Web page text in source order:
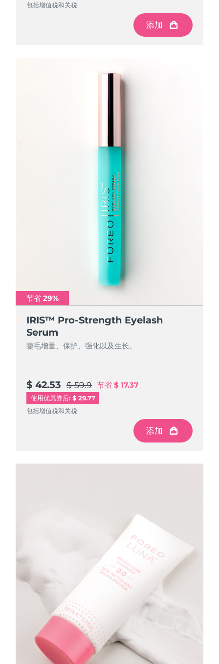
包括增值税和关税
添加
节省 29%
IRIS™ Pro-Strength Eyelash
Serum
睫毛增量、保护、强化以及生长。
$ 42.53 $ 59.9 节省 $ 17.37
使用优惠券后: $ 29.77
包括增值税和关税
添加